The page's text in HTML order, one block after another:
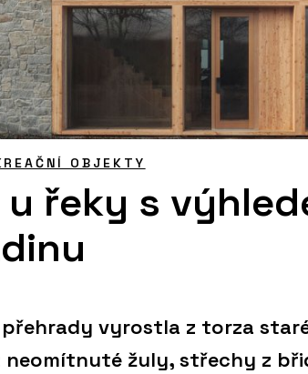
OBJEKTY
řeky s
přehrady vyrostla z torza
neomítnuté žuly, střechy z